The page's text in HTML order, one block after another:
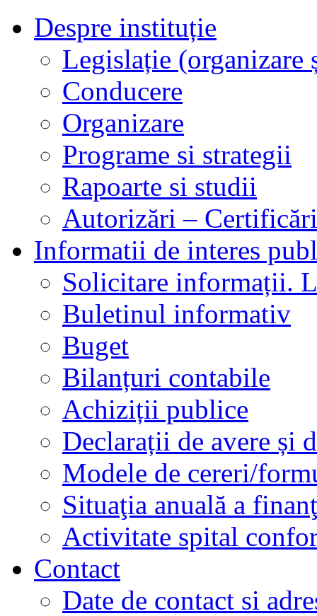
Despre instituție
Legislație
Conducere
Organizare
Programe si strategii
Rapoarte si studii
Autorizări –
Informatii de interes
Solicitare informații.
Buletinul informativ
Buget
Bilanțuri contabile
Achiziții publice
Declarații de avere și
Modele de cereri/
Situaţia anuală a
Activitate spital
Contact
Date de contact si